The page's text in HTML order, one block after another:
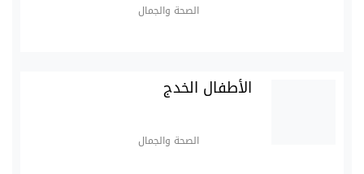
الصحة والجمال
الأطفال الخدج
الصحة والجمال